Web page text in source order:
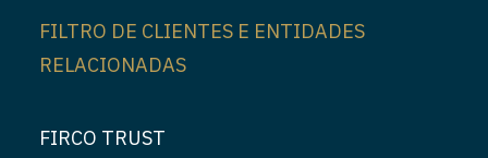
FILTRO DE CLIENTES E ENTIDADES
RELACIONADAS
FIRCO TRUST